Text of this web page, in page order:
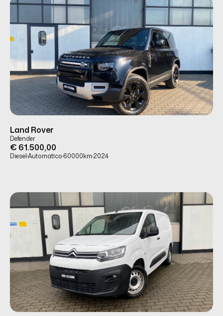
Land Rover
Defender
€ 61.500,00
Diesel·Automatico·60000km·2024